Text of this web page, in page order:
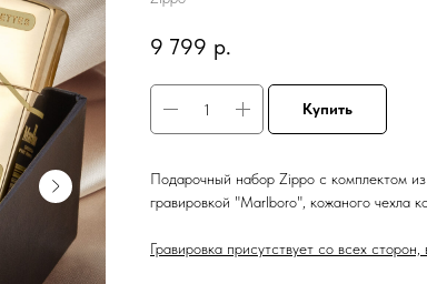
9 799 р.
Купить
Подарочный набор Zippo с комплектом
гравировкой "Marlboro", кожаного чехла
Гравировка присутствует со всех